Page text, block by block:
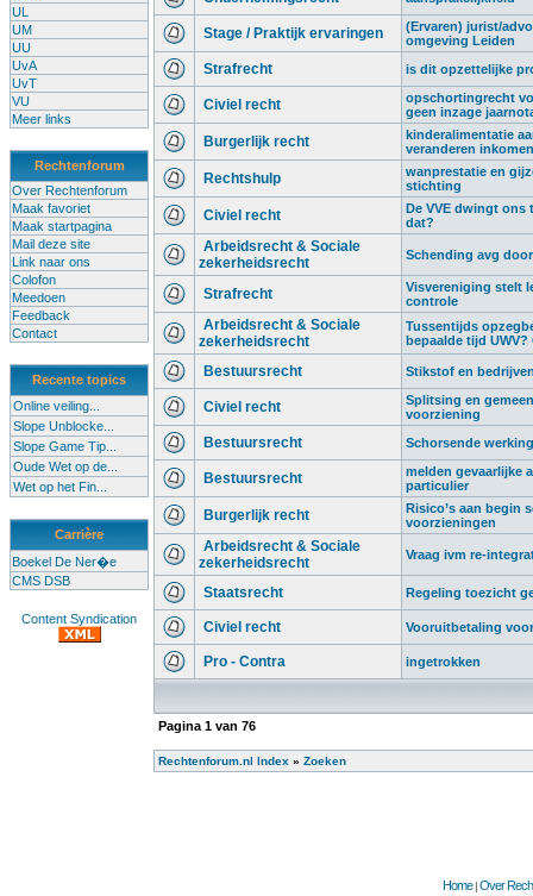
UL
UM
UU
UvA
UvT
VU
Meer links
Rechtenforum
Over Rechtenforum
Maak favoriet
Maak startpagina
Mail deze site
Link naar ons
Colofon
Meedoen
Feedback
Contact
Recente topics
Online veiling...
Slope Unblocke...
Slope Game Tip...
Oude Wet op de...
Wet op het Fin...
Carrière
Boekel De Ner�e
CMS DSB
Content Syndication
Stage / Praktijk ervaringen
(Ervaren) jurist/
omgeving Leiden
Strafrecht is dit opzettelijke
Civiel recht
opschortingrecht
geen inzage
Burgerlijk recht
kinderalimentatie
veranderen inkomen
Rechtshulp
wanprestatie en
stichting
Civiel recht
De VVE dwingt ons
dat?
Arbeidsrecht & Sociale
zekerheidsrecht
Schending avg
Strafrecht
Visvereniging stelt
controle
Arbeidsrecht & Sociale
zekerheidsrecht
Tussentijds
bepaalde tijd UWV?
Bestuursrecht Stikstof en
Civiel recht
Splitsing en
voorziening
Bestuursrecht Schorsende
Bestuursrecht
melden gevaarlijke
particulier
Burgerlijk recht
Risico’s aan begin
voorzieningen
Arbeidsrecht & Sociale
zekerheidsrecht
Vraag ivm re-
Staatsrecht Regeling toezicht
Civiel recht Vooruitbetaling
Pro - Contra ingetrokken
Pagina 1 van 76
Rechtenforum.nl Index » Zoeken
Home|Over